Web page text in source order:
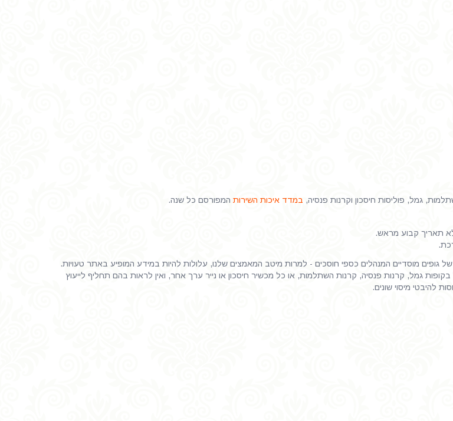
גמל, פוליסות חיסכון וקרנות פנסיה, במדד איכות השירות המפורסם כל שנה.
תאריך קבוע מראש.
גופים מוסדיים המנהלים כספי חוסכים - למרות מיטב המאמצים שלנו, עלולות להיות במידע המופיע באתר טעויות.
גמל, קרנות פנסיה, קרנות השתלמות, או כל מכשיר חיסכון או נייר ערך אחר, ואין לראות בהם תחליף לייעוץ
להיבטי מיסוי שונים.